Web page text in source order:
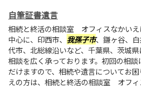
自筆証書遺言
相続と終活の相談室 オフィスなかいえ
中心に、印西市、 我孫子市、鎌ヶ谷、
代市、北総線沿いなど、千葉県、茨城
相談を広く承っております。初回の相
だけますので、相続や遺言についてお
えの方は、相続と終活の相談室 オフィ